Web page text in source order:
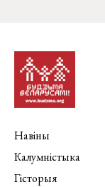
Навіны
Калумністыка
Гісторыя